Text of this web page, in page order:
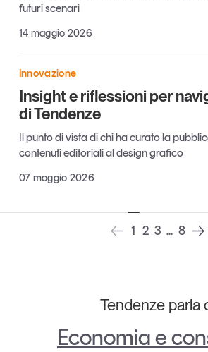
Iscriviti
futuri scenari
14 maggio 2026
Innovazione
Insight e riflessioni per
di Tendenze
Il punto di vista di chi ha curato la
contenuti editoriali al design grafico
07 maggio 2026
1 2 3 ... 8
Tendenze parla
Economia e